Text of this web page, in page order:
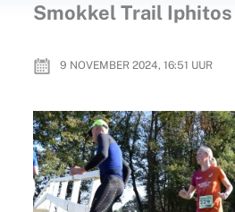
Smokkel Trail Iphitos
9 NOVEMBER 2024, 16:51 UUR